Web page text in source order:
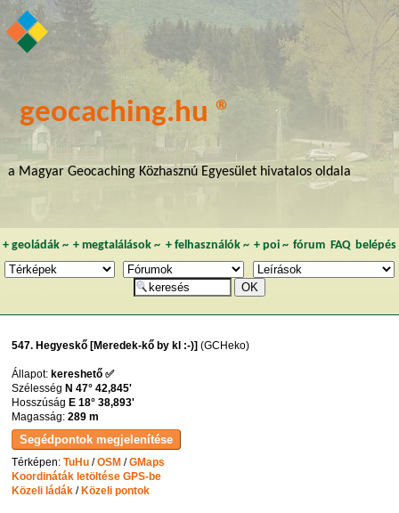
geocaching.hu ®
a Magyar Geocaching Közhasznú Egyesület hivatalos oldala
+ geoládák~ +megtalálások ~ + felhasználók~ + poi~ fórum FAQ belépés
547. Hegyeskő [Meredek-kő by kl :-)] (GCHeko)
Állapot:kereshető ✅
SzélességN 47° 42,845'
HosszúságE 18° 38,893'
Magasság:289 m
Térképen:TuHu /OSM /GMaps
Koordináták letöltése GPS-be
Közeli ládák / Közeli pontok